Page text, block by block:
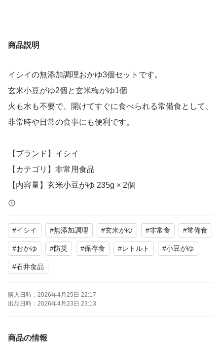
商品説明
イシイの無添加調理おかゆ3個セットです。
玄米小豆がゆ2個と玄米梅がゆ1個
火も水も不要で、開けてすぐに食べられる常備食として、
非常時や日常の食事にも便利です。
【ブランド】イシイ
【カテゴリ】非常用食品
【内容量】玄米小豆がゆ 235g × 2個
玄米梅がゆ 220g × 1個
【賞味期限】2026年5月
【その他】常温保存可能、1人前
よろしくお願いいたします。
レトルト
#イシイ #無添加調理 #玄米がゆ #非常食 #常備食
#おかゆ #防災 #保存食 #レトルト #小豆がゆ
#石井食品
購入日時： 2026年4月25日 22:17
出品日時： 2026年4月23日 23:13
商品の情報